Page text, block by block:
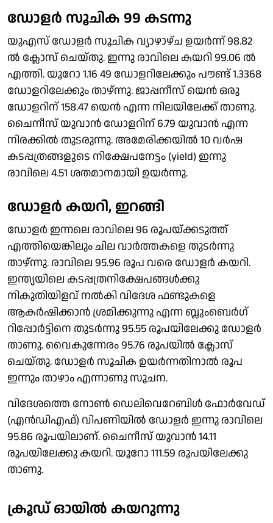
ഡോളർ സൂചിക 99 കടന്നു
യുഎസ് ഡോളർ സൂചിക വ്യാഴാഴ്ച ഉയർന്ന് 98.82
ൽ ക്ലോസ് ചെയ്തു. ഇന്നു രാവിലെ കയറി 99.06 ൽ
എത്തി. യൂറോ 1.16 49 ഡോളറിലേക്കും പൗണ്ട് 1.3368
ഡോളറിലേക്കും താഴ്ന്നു. ജാപ്പനീസ് യെൻ ഒരു
ഡോളറിന് 158.47 യെൻ എന്ന നിലയിലേക്ക് താണു.
ചൈനീസ് യുവാൻ ഡോളറിന് 6.79 യുവാൻ എന്ന
നിരക്കിൽ തുടരുന്നു. അമേരിക്കയിൽ 10 വർഷ
കടപ്പത്രങ്ങളുടെ നിക്ഷേപനേട്ടം (yield) ഇന്നു
രാവിലെ 4.51 ശതമാനമായി ഉയർന്നു.
ഡോളർ കയറി, ഇറങ്ങി
ഡോളർ ഇന്നലെ രാവിലെ 96 രൂപയ്ക്കടുത്ത്
എത്തിയെങ്കിലും ചില വാർത്തകളെ തുടർന്നു
താഴ്ന്നു. രാവിലെ 95.96 രൂപ വരെ ഡോളർ കയറി.
ഇന്ത്യയിലെ കടപ്പത്രനിക്ഷേപങ്ങൾക്കു
നികുതിയിളവ് നൽകി വിദേശ ഫണ്ടുകളെ
ആകർഷിക്കാൻ ശ്രമിക്കുന്നു എന്ന ബ്ലുംബെർഗ്
റിപ്പോർട്ടിനെ തുടർന്നു 95.55 രൂപയിലേക്കു ഡോളർ
താണു. വൈകുന്നേരം 95.76 രൂപയിൽ ക്ലോസ്
ചെയ്തു. ഡോളർ സൂചിക ഉയർന്നതിനാൽ രൂപ
ഇന്നും താഴാം എന്നാണു സൂചന.
വിദേശത്തെ നോൺ ഡെലിവെറേബിൾ ഫോർവേഡ്
(എൻഡിഎഫ്) വിപണിയിൽ ഡോളർ ഇന്നു രാവിലെ
95.86 രൂപയിലാണ്. ചൈനീസ് യുവാൻ 14.11
രൂപയിലേക്കു കയറി. യൂറോ 111.59 രൂപയിലേക്കു
താണു.
ക്രൂഡ് ഓയിൽ കയറുന്നു